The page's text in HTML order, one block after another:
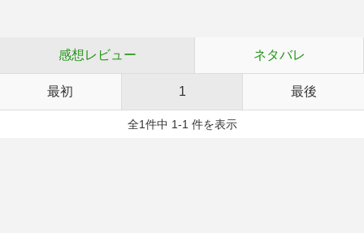
感想レビュー ネタバレ
最初 1 最後
全1件中 1-1 件を表示